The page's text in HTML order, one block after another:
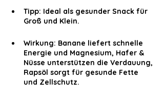
Tipp: Ideal als gesunder Snack für
Groß und Klein.
Wirkung: Banane liefert schnelle
Energie und Magnesium, Hafer &
Nüsse unterstützen die Verdauung,
Rapsöl sorgt für gesunde Fette
und Zellschutz.